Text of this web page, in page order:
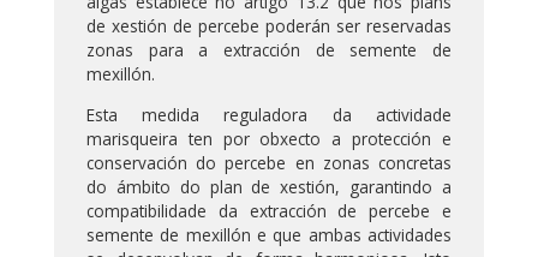
de xestión de percebe poderán ser reservadas
zonas para a extracción de semente de
mexillón.
Esta medida reguladora da actividade
marisqueira ten por obxecto a protección e
conservación do percebe en zonas concretas
do ámbito do plan de xestión, garantindo a
compatibilidade da extracción de percebe e
semente de mexillón e que ambas actividades